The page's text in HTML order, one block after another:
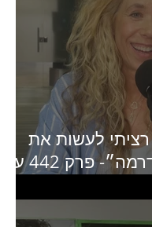
לעשות את
המיקרו דרמה״- פרק 442 עם